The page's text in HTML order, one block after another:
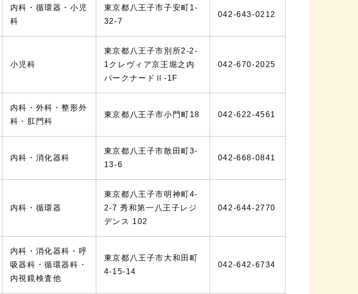
内科・循環器・小児
科
東京都八王子市子安町1-
32-7
042-643-0212
小児科
東京都八王子市別所2-2-
1クレヴィア京王堀之内
パークナードⅡ-1F
042-670-2025
内科・外科・整形外
科・肛門科
東京都八王子市小門町18 042-622-4561
内科・消化器科
東京都八王子市散田町3-
13-6
042-668-0841
内科・循環器
東京都八王子市明神町4-
2-7 秀和第一八王子レジ
デンス 102
042-644-2770
内科・消化器科・呼
吸器科・循環器科・
内視鏡検査他
東京都八王子市大和田町
4-15-14
042-642-6734